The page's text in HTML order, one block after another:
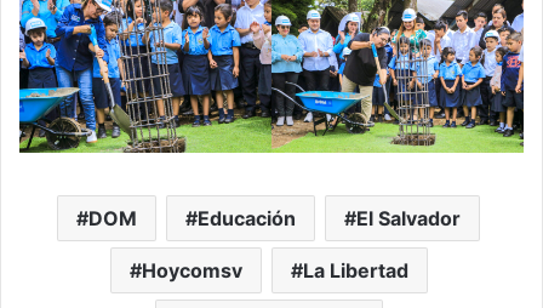
DOM Educación El Salvador
Hoycomsv La Libertad